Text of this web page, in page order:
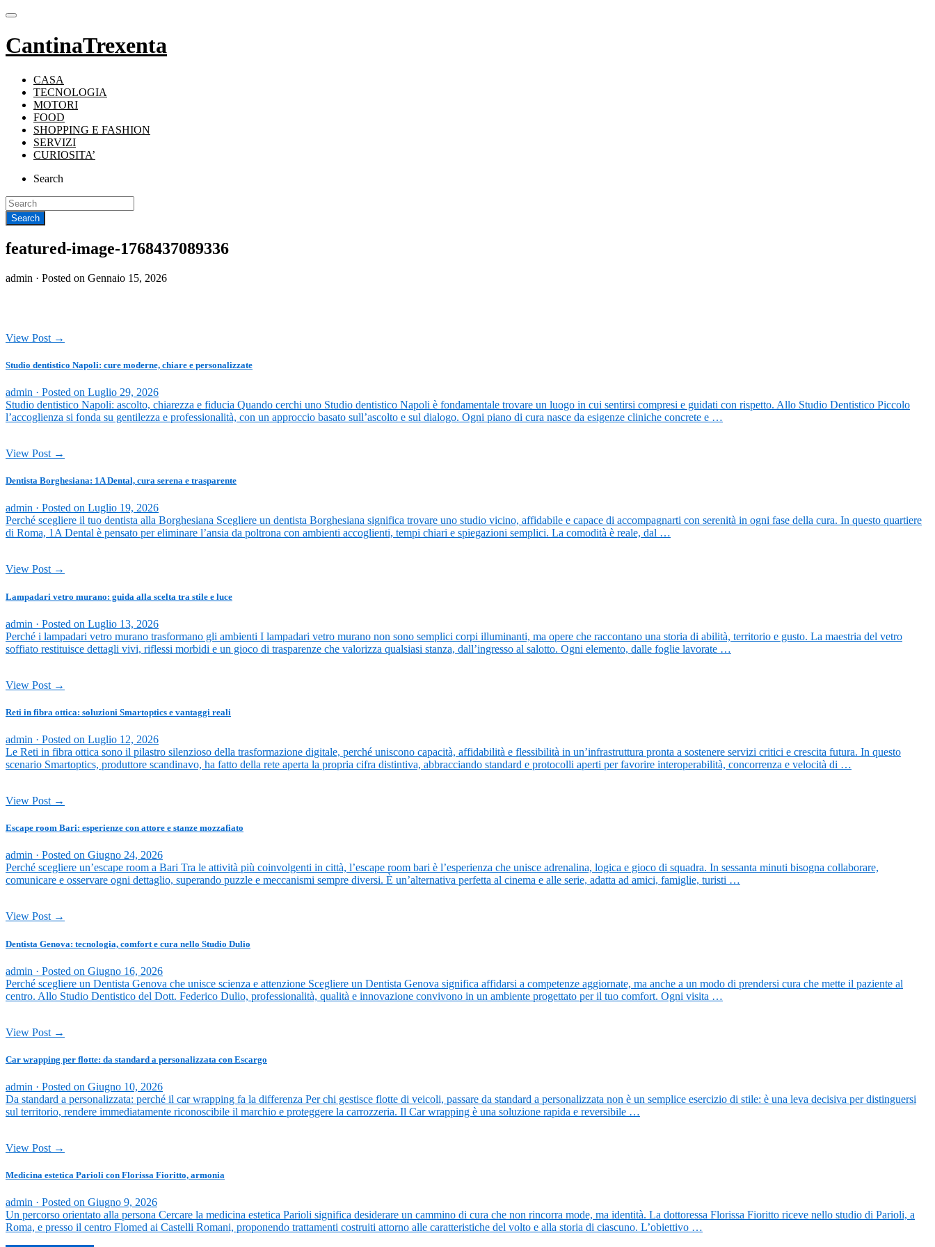
CantinaTrexenta
CASA
TECNOLOGIA
MOTORI
FOOD
SHOPPING E FASHION
SERVIZI
CURIOSITA’
Search
featured-image-1768437089336
admin · Posted on Gennaio 15, 2026
View Post →
Studio dentistico Napoli: cure moderne, chiare e personalizzate
admin · Posted on Luglio 29, 2026
Studio dentistico Napoli: ascolto, chiarezza e fiducia Quando cerchi uno Studio dentistico Napoli è fondamentale trovare un luogo in cui sentirsi compresi e guidati con rispetto. Allo Studio Dentistico Piccolo
l’accoglienza si fonda su gentilezza e professionalità, con un approccio basato sull’ascolto e sul dialogo. Ogni piano di cura nasce da esigenze cliniche concrete e …
View Post →
Dentista Borghesiana: 1A Dental, cura serena e trasparente
admin · Posted on Luglio 19, 2026
Perché scegliere il tuo dentista alla Borghesiana Scegliere un dentista Borghesiana significa trovare uno studio vicino, affidabile e capace di accompagnarti con serenità in ogni fase della cura. In questo quartiere
di Roma, 1A Dental è pensato per eliminare l’ansia da poltrona con ambienti accoglienti, tempi chiari e spiegazioni semplici. La comodità è reale, dal …
View Post →
Lampadari vetro murano: guida alla scelta tra stile e luce
admin · Posted on Luglio 13, 2026
Perché i lampadari vetro murano trasformano gli ambienti I lampadari vetro murano non sono semplici corpi illuminanti, ma opere che raccontano una storia di abilità, territorio e gusto. La maestria del vetro
soffiato restituisce dettagli vivi, riflessi morbidi e un gioco di trasparenze che valorizza qualsiasi stanza, dall’ingresso al salotto. Ogni elemento, dalle foglie lavorate …
View Post →
Reti in fibra ottica: soluzioni Smartoptics e vantaggi reali
admin · Posted on Luglio 12, 2026
Le Reti in fibra ottica sono il pilastro silenzioso della trasformazione digitale, perché uniscono capacità, affidabilità e flessibilità in un’infrastruttura pronta a sostenere servizi critici e crescita futura. In questo
scenario Smartoptics, produttore scandinavo, ha fatto della rete aperta la propria cifra distintiva, abbracciando standard e protocolli aperti per favorire interoperabilità, concorrenza e velocità di …
View Post →
Escape room Bari: esperienze con attore e stanze mozzafiato
admin · Posted on Giugno 24, 2026
Perché scegliere un’escape room a Bari Tra le attività più coinvolgenti in città, l’escape room bari è l’esperienza che unisce adrenalina, logica e gioco di squadra. In sessanta minuti bisogna collaborare,
comunicare e osservare ogni dettaglio, superando puzzle e meccanismi sempre diversi. È un’alternativa perfetta al cinema e alle serie, adatta ad amici, famiglie, turisti …
View Post →
Dentista Genova: tecnologia, comfort e cura nello Studio Dulio
admin · Posted on Giugno 16, 2026
Perché scegliere un Dentista Genova che unisce scienza e attenzione Scegliere un Dentista Genova significa affidarsi a competenze aggiornate, ma anche a un modo di prendersi cura che mette il paziente al
centro. Allo Studio Dentistico del Dott. Federico Dulio, professionalità, qualità e innovazione convivono in un ambiente progettato per il tuo comfort. Ogni visita …
View Post →
Car wrapping per flotte: da standard a personalizzata con Escargo
admin · Posted on Giugno 10, 2026
Da standard a personalizzata: perché il car wrapping fa la differenza Per chi gestisce flotte di veicoli, passare da standard a personalizzata non è un semplice esercizio di stile: è una leva decisiva per distinguersi
sul territorio, rendere immediatamente riconoscibile il marchio e proteggere la carrozzeria. Il Car wrapping è una soluzione rapida e reversibile …
View Post →
Medicina estetica Parioli con Florissa Fioritto, armonia
admin · Posted on Giugno 9, 2026
Un percorso orientato alla persona Cercare la medicina estetica Parioli significa desiderare un cammino di cura che non rincorra mode, ma identità. La dottoressa Florissa Fioritto riceve nello studio di Parioli, a
Roma, e presso il centro Flomed ai Castelli Romani, proponendo trattamenti costruiti attorno alle caratteristiche del volto e alla storia di ciascuno. L’obiettivo …